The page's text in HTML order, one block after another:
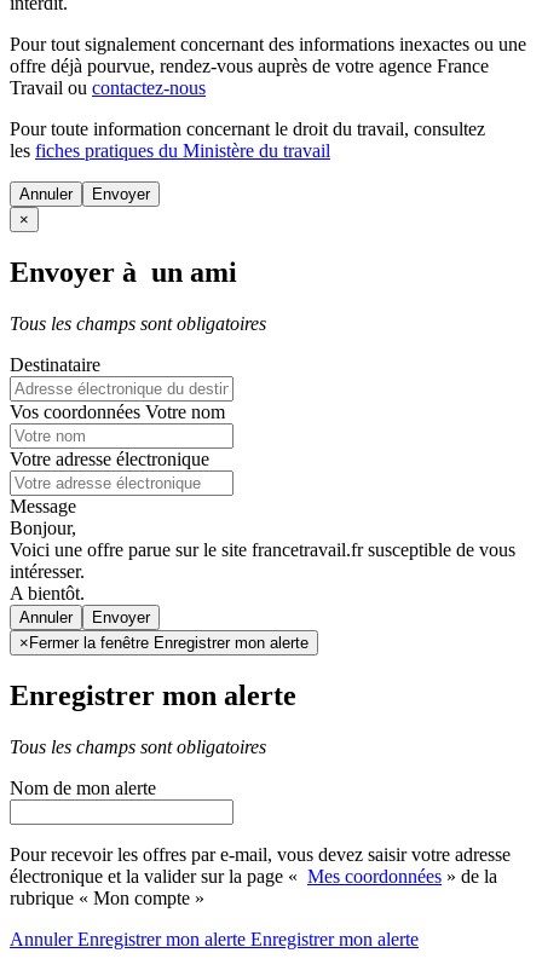
Pour tout signalement concernant des informations inexactes ou une
offre déjà pourvue, rendez-vous auprès de votre agence France
Travail ou contactez-nous
Pour toute information concernant le droit du travail, consultez
les fiches pratiques du Ministère du travail
Annuler
×
Envoyer à un ami
Tous les champs sont obligatoires
Destinataire
Vos coordonnées Votre nom
Votre adresse électronique
Message
Bonjour,
Voici une offre parue sur le site francetravail.fr susceptible de vous
intéresser.
A bientôt.
Annuler
× Fermer la fenêtre Enregistrer mon alerte
Enregistrer mon alerte
Tous les champs sont obligatoires
Nom de mon alerte
Pour recevoir les offres par e-mail, vous devez saisir votre adresse
électronique et la valider sur la page « Mes coordonnées » de la
rubrique « Mon compte »
AnnulerEnregistrer mon alerte Enregistrermon alerte